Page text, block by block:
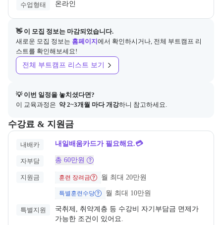
수업형태 온라인
👋 이 모집 정보는 마감되었습니다.
새로운 모집 정보는 홈페이지 에서 확인하시거나, 전체 부트캠프 리
스트를 확인해보세요!
전체 부트캠프 리스트 보기
💡 이번 일정을 놓치셨다면?
이 교육과정은 약 2~3개월 마다 개강하니 참고하세요.
수강료 & 지원금
교육과정의 비용 및 결제 관련 정보를 안내한다. 필요 시 정부지원 과
내배카 내일배움카드가 필요해요.💳
자부담 총 60만원
지원금 훈련 장려금 월 최대 20만원
특별훈련수당 월 최대 10만원
특별지원
국취제, 취약계층 등 수강비 자기부담금 면제가
가능한 조건이 있어요.